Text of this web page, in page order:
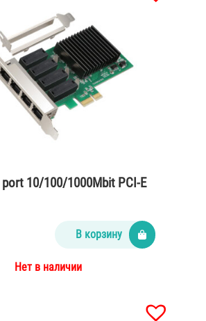
port 10/100/1000Mbit PCI-E
В корзину
Нет в наличии